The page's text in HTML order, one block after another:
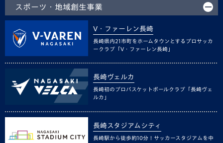
スポーツ・地域創生事業
V・ファーレン長崎
長崎県内21市町をホームタウンとするプロサッカ
ークラブ「V・ファーレン長崎」
長崎ヴェルカ
長崎初のプロバスケットボールクラブ「長崎ヴェ
ルカ」
長崎スタジアムシティ
長崎駅から徒歩約10分！サッカースタジアムを中